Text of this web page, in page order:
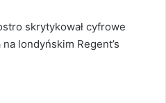
skrytykował cyfrowe
londyńskim Regent’s